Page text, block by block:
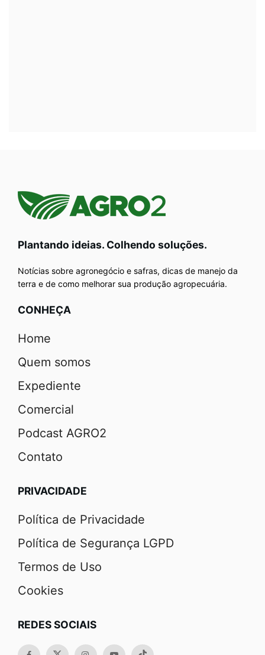
Plantando ideias. Colhendo soluções.
Notícias sobre agronegócio e safras, dicas de manejo da
terra e de como melhorar sua produção agropecuária.
CONHEÇA
Home
Quem somos
Expediente
Comercial
Podcast AGRO2
Contato
PRIVACIDADE
Política de Privacidade
Política de Segurança LGPD
Termos de Uso
Cookies
REDES SOCIAIS